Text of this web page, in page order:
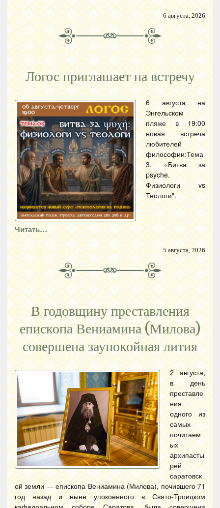
6 августа, 2026
Логос приглашает на встречу
6 августа на
Энгельском
пляже в 19:00
новая встреча
любителей
философии:Тема
3. «Битва за
psyche.
Физиологи vs
Теологи".
Читать…
5 августа, 2026
В годовщину преставления
епископа Вениамина (Милова)
совершена заупокойная лития
2 августа,
в день
преставле
ния
одного из
самых
почитаем
ых
архипасты
рей
саратовск
ой земли — епископа Вениамина (Милова), почившего 71
год назад и ныне упокоенного в Свято-Троицком